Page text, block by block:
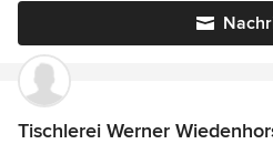
Tischlerei Werner